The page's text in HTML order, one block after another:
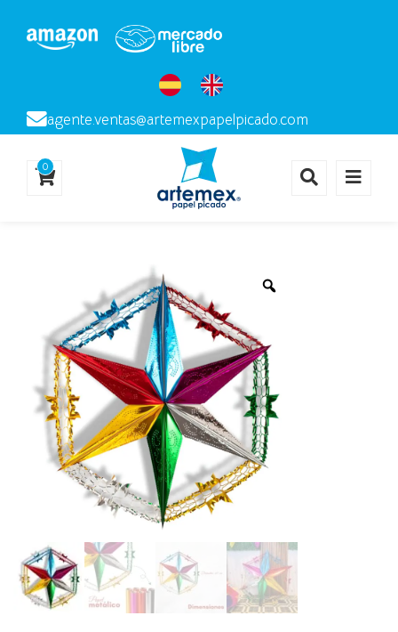
agente.ventas@artemexpapelpicado.com
0